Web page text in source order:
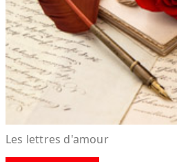
Les lettres d'amour